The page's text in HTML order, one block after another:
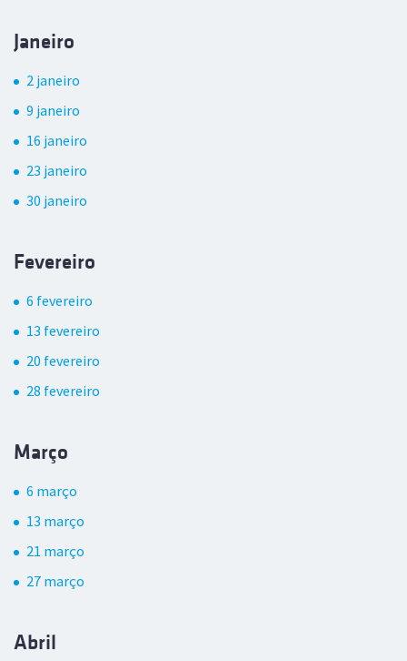
Janeiro
2 janeiro
9 janeiro
16 janeiro
23 janeiro
30 janeiro
Fevereiro
6 fevereiro
13 fevereiro
20 fevereiro
28 fevereiro
Março
6 março
13 março
21 março
27 março
Abril